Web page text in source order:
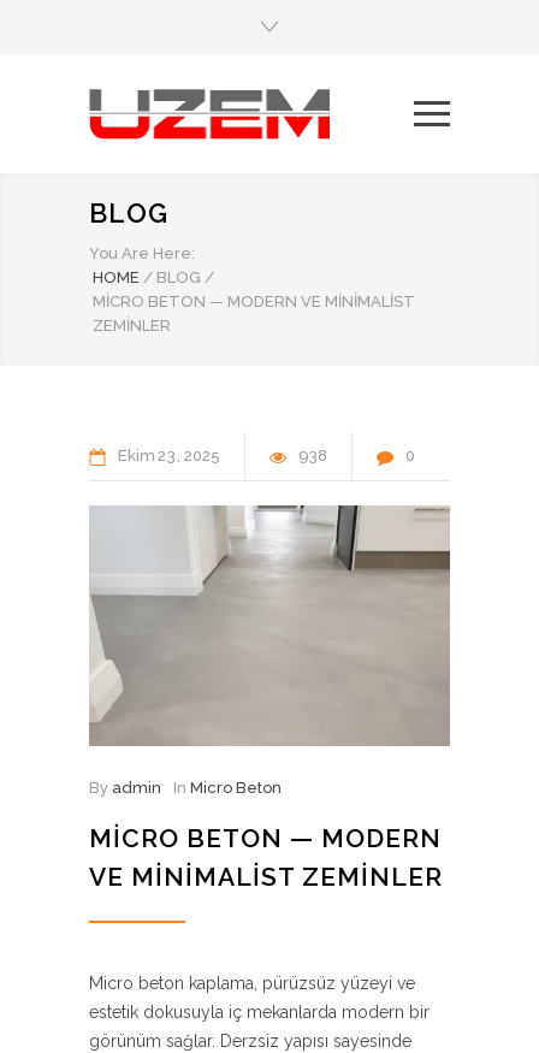
BLOG
You Are Here:
HOME / BLOG /
MICRO BETON — MODERN VE MINIMALIST
ZEMINLER
Ekim 23 2025 938 0
By admin In Micro Beton
MICRO BETON — MODERN
VE MINIMALIST ZEMINLER
Micro beton kaplama, pürüzsüz yüzeyi ve
estetik dokusuyla iç mekanlarda modern bir
görünüm sağlar. Derzsiz yapısı sayesinde